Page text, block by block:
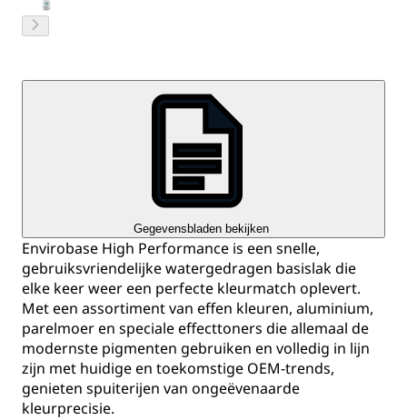
Gegevensbladen bekijken
Envirobase High Performance is een snelle,
gebruiksvriendelijke watergedragen basislak die
elke keer weer een perfecte kleurmatch oplevert.
Met een assortiment van effen kleuren, aluminium,
parelmoer en speciale effecttoners die allemaal de
modernste pigmenten gebruiken en volledig in lijn
zijn met huidige en toekomstige OEM-trends,
genieten spuiterijen van ongeëvenaarde
kleurprecisie.